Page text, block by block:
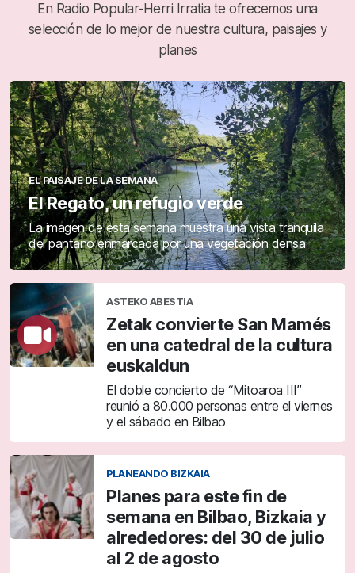
En Radio Popular-Herri Irratia te ofrecemos una
selección de lo mejor de nuestra cultura, paisajes y
planes
EL PAISAJE DE LA SEMANA
El Regato, un refugio verde
La imagen de esta semana muestra una vista tranquila
del pantano enmarcada por una vegetación densa
ASTEKO ABESTIA
Zetak convierte San Mamés
en una catedral de la cultura
euskaldun
El doble concierto de “Mitoaroa III”
reunió a 80.000 personas entre el viernes
y el sábado en Bilbao
PLANEANDO BIZKAIA
Planes para este fin de
semana en Bilbao, Bizkaia y
alrededores: del 30 de julio
al 2 de agosto